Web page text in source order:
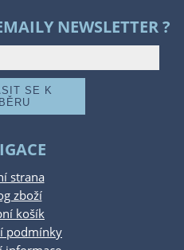
NEWSLETTER ?
strana
zboží
košík
podmínky